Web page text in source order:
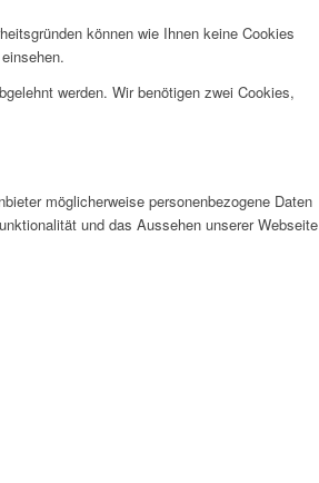
können wie Ihnen keine Cookies
werden. Wir benötigen zwei Cookies,
möglicherweise personenbezogene Daten
und das Aussehen unserer Webseite